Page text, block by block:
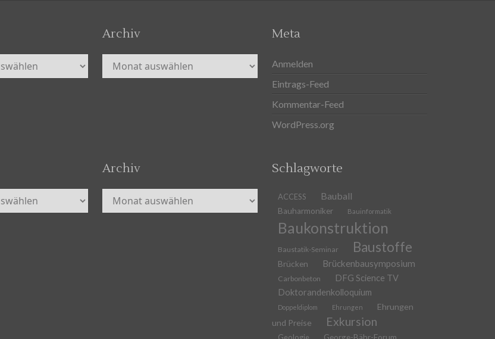
Archiv
Archiv
Meta
Anmelden
Eintrags-Feed
Kommentar-Feed
WordPress.org
Archiv
Archiv
Schlagworte
ACCESS Bauball
Bauharmoniker Bauinformatik
Baukonstruktion
Baustatik-Seminar Baustoffe
Brücken Brückenbausymposium
Carbonbeton
DFG Science TV
Doktorandenkolloquium
Doppeldiplom Ehrungen
Ehrungen
und Preise
Exkursion
Geologie George-Bähr-Forum